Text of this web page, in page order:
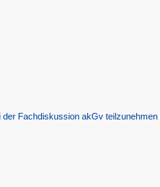
Fachdiskussion akGv